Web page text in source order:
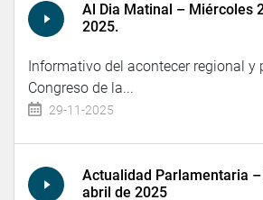
Al Dia Matinal – Miércoles
2025.
Informativo del acontecer regional y
Congreso de la...
29-11-2025
Actualidad Parlamentaria
abril de 2025